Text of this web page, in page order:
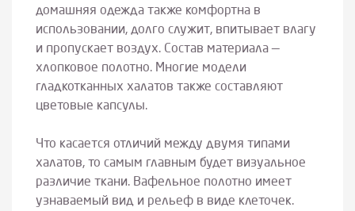
домашняя одежда также комфортна в
использовании, долго служит, впитывает влагу
и пропускает воздух. Состав материала —
хлопковое полотно. Многие модели
гладкотканных халатов также составляют
цветовые капсулы.
Что касается отличий между двумя типами
халатов, то самым главным будет визуальное
различие ткани. Вафельное полотно имеет
узнаваемый вид и рельеф в виде клеточек.